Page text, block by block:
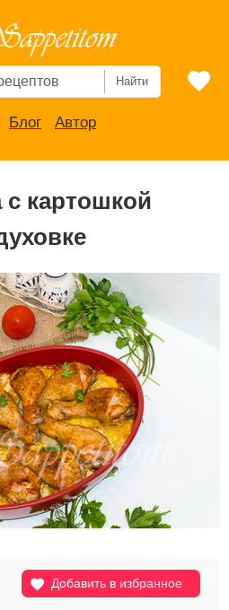
Найти
Блог Автор
с картошкой
Добавить в избранное